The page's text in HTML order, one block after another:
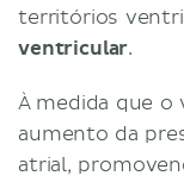
territórios
ventricular.
À medida que o
aumento da
atrial,